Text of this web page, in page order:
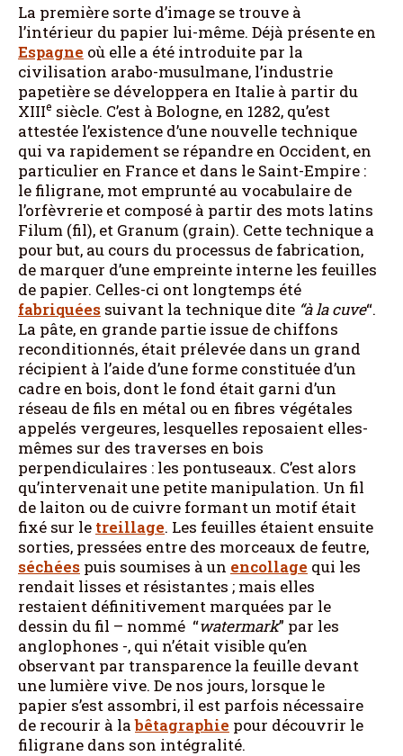
La première sorte d’image se trouve à
l’intérieur du papier lui-même. Déjà présente en
Espagne où elle a été introduite par la
civilisation arabo-musulmane, l’industrie
papetière se développera en Italie à partir du
XIIIe siècle. C’est à Bologne, en 1282, qu’est
attestée l’existence d’une nouvelle technique
qui va rapidement se répandre en Occident, en
particulier en France et dans le Saint-Empire :
le filigrane, mot emprunté au vocabulaire de
l’orfèvrerie et composé à partir des mots latins
Filum (fil), et Granum (grain). Cette technique a
pour but, au cours du processus de fabrication,
de marquer d’une empreinte interne les feuilles
de papier. Celles-ci ont longtemps été
fabriquées suivant la technique dite “à la cuve“.
La pâte, en grande partie issue de chiffons
reconditionnés, était prélevée dans un grand
récipient à l’aide d’une forme constituée d’un
cadre en bois, dont le fond était garni d’un
réseau de fils en métal ou en fibres végétales
appelés vergeures, lesquelles reposaient elles-
mêmes sur des traverses en bois
perpendiculaires : les pontuseaux. C’est alors
qu’intervenait une petite manipulation. Un fil
de laiton ou de cuivre formant un motif était
fixé sur le treillage. Les feuilles étaient ensuite
sorties, pressées entre des morceaux de feutre,
séchées puis soumises à un encollage qui les
rendait lisses et résistantes ; mais elles
restaient définitivement marquées par le
dessin du fil – nommé “watermark” par les
anglophones -, qui n’était visible qu’en
observant par transparence la feuille devant
une lumière vive. De nos jours, lorsque le
papier s’est assombri, il est parfois nécessaire
de recourir à labêtagraphie pour découvrir le
filigrane dans son intégralité.